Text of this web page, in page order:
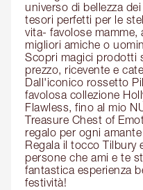
universo di bellezza
tesori perfetti per le
vita- favolose mamme,
migliori amiche o
Scopri magici prodotti
prezzo, ricevente e
Dall'iconico rossetto
favolosa collezione
Flawless, fino al mio
Treasure Chest of
regalo per ogni
Regala il tocco Tilbury
persone che ami e te
fantastica esperienza
festività!